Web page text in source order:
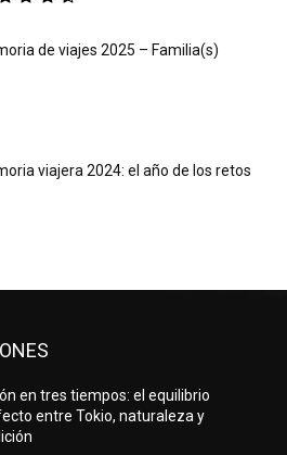
de viajes 2025 – Familia(s)
viajera 2024: el año de los retos
en tres tiempos: el equilibrio
entre Tokio, naturaleza y